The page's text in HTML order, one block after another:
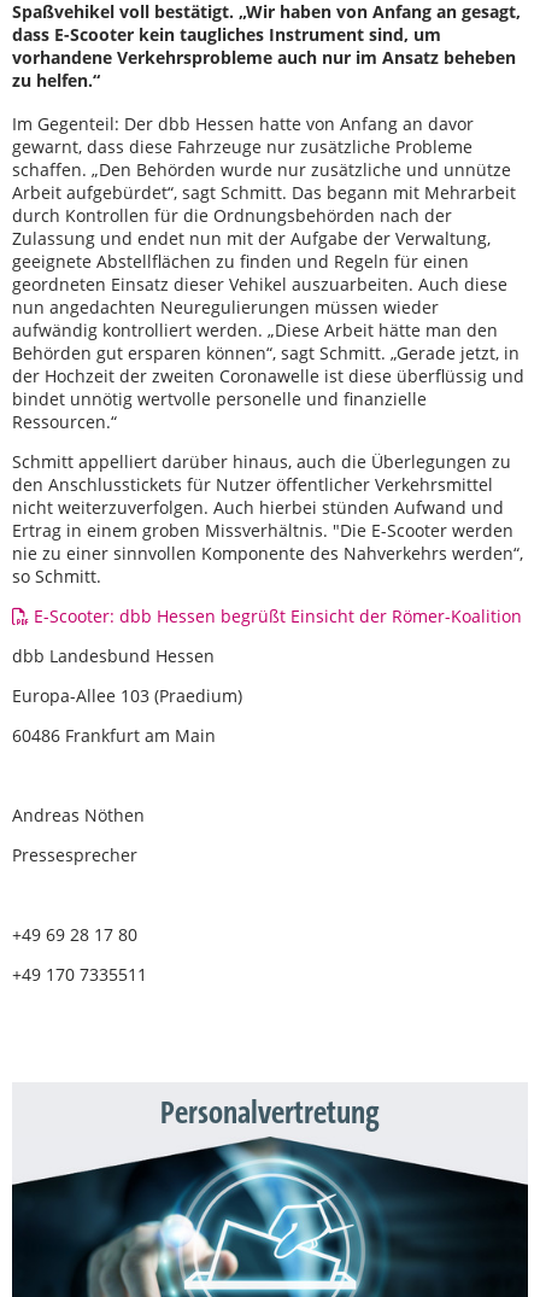
Spaßvehikel voll bestätigt. „Wir haben von Anfang an gesagt,
dass E-Scooter kein taugliches Instrument sind, um
vorhandene Verkehrsprobleme auch nur im Ansatz beheben
zu helfen.“
Im Gegenteil: Der dbb Hessen hatte von Anfang an davor
gewarnt, dass diese Fahrzeuge nur zusätzliche Probleme
schaffen. „Den Behörden wurde nur zusätzliche und unnütze
Arbeit aufgebürdet“, sagt Schmitt. Das begann mit Mehrarbeit
durch Kontrollen für die Ordnungsbehörden nach der
Zulassung und endet nun mit der Aufgabe der Verwaltung,
geeignete Abstellflächen zu finden und Regeln für einen
geordneten Einsatz dieser Vehikel auszuarbeiten. Auch diese
nun angedachten Neuregulierungen müssen wieder
aufwändig kontrolliert werden. „Diese Arbeit hätte man den
Behörden gut ersparen können“, sagt Schmitt. „Gerade jetzt, in
der Hochzeit der zweiten Coronawelle ist diese überflüssig und
bindet unnötig wertvolle personelle und finanzielle
Ressourcen.“
Schmitt appelliert darüber hinaus, auch die Überlegungen zu
den Anschlusstickets für Nutzer öffentlicher Verkehrsmittel
nicht weiterzuverfolgen. Auch hierbei stünden Aufwand und
Ertrag in einem groben Missverhältnis. "Die E-Scooter werden
nie zu einer sinnvollen Komponente des Nahverkehrs werden“,
so Schmitt.
E-Scooter: dbb Hessen begrüßt Einsicht der Römer-Koalition
dbb Landesbund Hessen
Europa-Allee 103 (Praedium)
60486 Frankfurt am Main
Andreas Nöthen
Pressesprecher
+49 69 28 17 80
+49 170 7335511
Personalvertretung